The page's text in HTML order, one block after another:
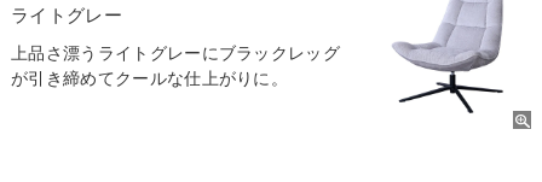
ライトグレー
上品さ漂うライトグレーにブラックレッグ
が引き締めてクールな仕上がりに。